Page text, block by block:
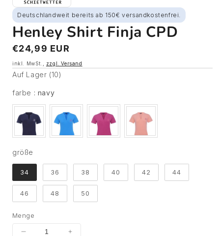
Deutschlandweit bereits ab 150€ versandkostenfrei.
Henley Shirt Finja CPD
Normaler
Preis
€24,99 EUR
inkl. MwSt., zzgl. Versand
Auf Lager (10)
farbe : navyfarbe
größe
größe
34 36 38 40 42 44
46 48 50
Menge